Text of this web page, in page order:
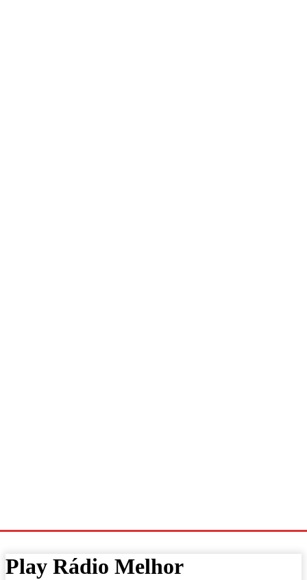
Play Rádio Melhor